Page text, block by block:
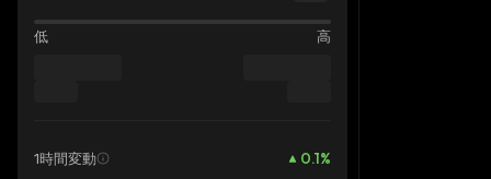
低 高
1時間変動 0.1%